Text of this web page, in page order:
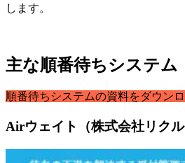
します。
主な順番待ちシステム
順番待ちシステムの資料をダウン
Airウェイト（株式会社リクル